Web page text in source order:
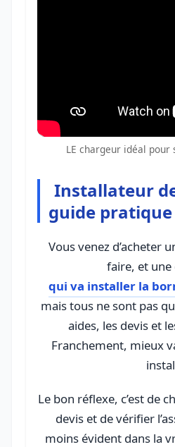
LE chargeur idéal
Installateur
guide
Vous venez d’acheter
qui va installer la
mais tous ne sont pas
aides, les devis et
Franchement, mieux
Le bon réflexe, c’est de
devis et de vérifier
moins évident dans la